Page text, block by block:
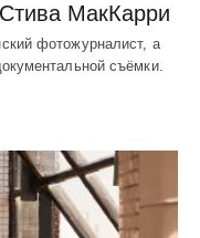
МакКарри
фотожурналист, а
съёмки.